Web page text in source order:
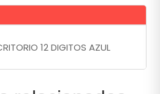
12 DIGITOS AZUL